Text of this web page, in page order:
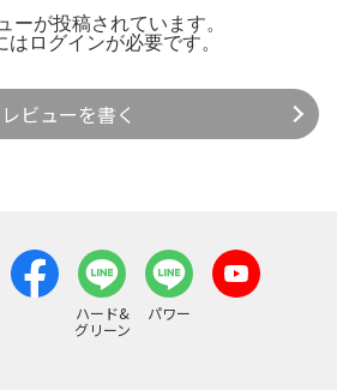
ーが投稿されています。
は ログインが必要です。
レビューを書く
ハード&
グリーン
パワー